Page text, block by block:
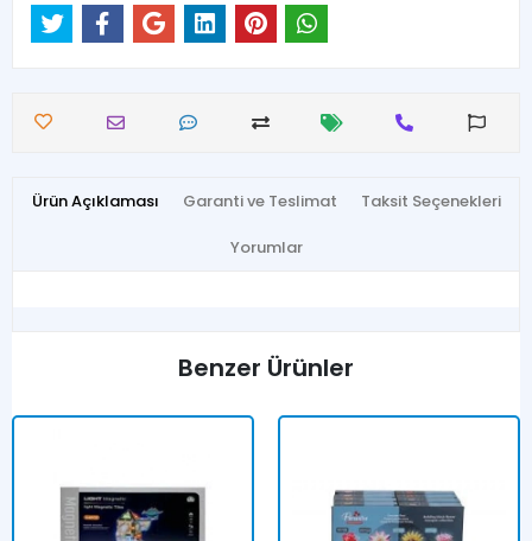
Ürün Açıklaması Garanti ve Teslimat Taksit Seçenekleri
Yorumlar
Benzer Ürünler